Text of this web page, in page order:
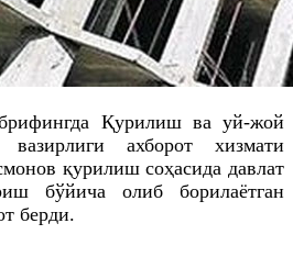
брифингда Қурилиш ва уй-жой
ахборот хизмати
қурилиш соҳасида давлат
бўйича олиб борилаётган
берди.